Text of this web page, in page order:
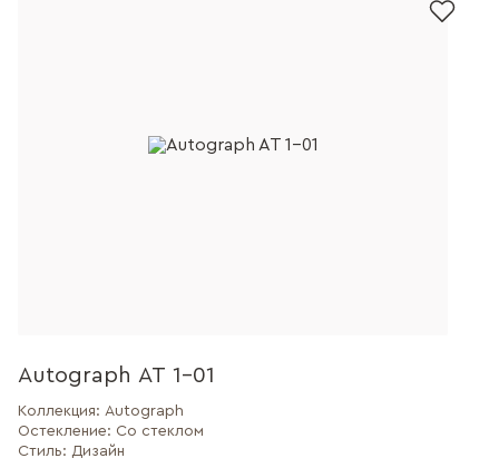
Autograph AT 1-01
Коллекция: Autograph
Остекление: Со стеклом
Стиль: Дизайн